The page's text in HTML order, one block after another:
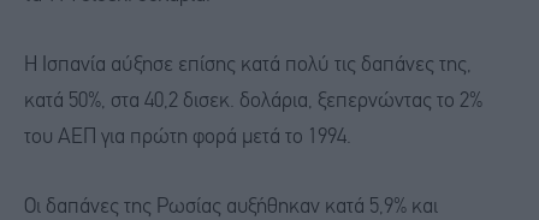
Η Ισπανία αύξησε επίσης κατά πολύ τις δαπάνες της,
κατά 50%, στα 40,2 δισεκ. δολάρια, ξεπερνώντας το 2%
του ΑΕΠ για πρώτη φορά μετά το 1994.
Οι δαπάνες της Ρωσίας αυξήθηκαν κατά 5,9% και